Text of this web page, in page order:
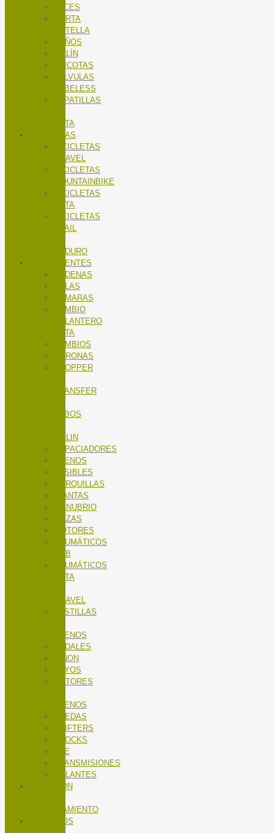
LUCES
PORTA
BOTELLA
PUÑOS
SILLÍN
TRICOTAS
VALVULAS
TUBELESS
ZAPATILLAS
RUTA
BICICLETAS
BICICLETAS
GRAVEL
BICICLETAS
MOUNTAINBIKE
BICICLETAS
RUTA
BICICLETAS
TRAIL
ENDURO
COMPONENTES
CADENAS
CALAS
CÁMARAS
CAMBIO
DELANTERO
RUTA
CAMBIOS
CORONAS
DROPPER
TRANSFER
TUBOS
SILLIN
ESPACIADORES
FRENOS
FUSIBLES
HORQUILLAS
LLANTAS
MANUBRIO
MAZAS
MOTORES
NEUMÁTICOS
MTB
NEUMÁTICOS
RUTA
GRAVEL
PASTILLAS
FRENOS
PEDALES
PIÑON
RAYOS
ROTORES
FRENOS
RUEDAS
SHIFTERS
SHOCKS
TEE
TRANSMISIONES
VOLANTES
NUTRICIÓN
ENTRENAMIENTO
SERVICIOS